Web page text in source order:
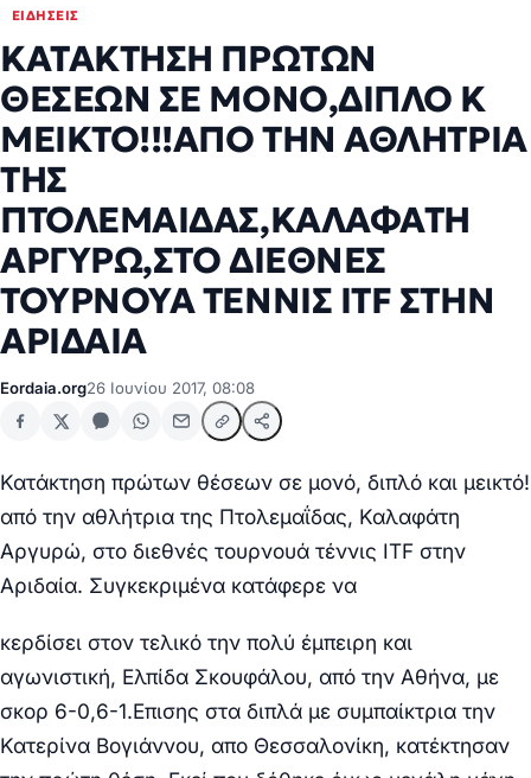
ΕΙΔΉΣΕΙΣ
ΚΑΤΑΚΤΗΣΗ ΠΡΩΤΩΝ
ΘΕΣΕΩΝ ΣΕ ΜΟΝΟ,ΔΙΠΛΟ Κ
ΜΕΙΚΤΟ!!!ΑΠΟ ΤΗΝ ΑΘΛΗΤΡΙΑ
ΤΗΣ
ΠΤΟΛΕΜΑΙΔΑΣ,ΚΑΛΑΦΑΤΗ
ΑΡΓΥΡΩ,ΣΤΟ ΔΙΕΘΝΕΣ
ΤΟΥΡΝΟΥΑ ΤΕΝΝΙΣ ITF ΣΤΗΝ
ΑΡΙΔΑΙΑ
Eordaia.org26 Ιουνίου 2017, 08:08
Κατάκτηση πρώτων θέσεων σε μονό, διπλό και μεικτό!
από την αθλήτρια της Πτολεμαΐδας, Καλαφάτη
Αργυρώ, στο διεθνές τουρνουά τέννις ITF στην
Αριδαία. Συγκεκριμένα κατάφερε να
κερδίσει στον τελικό την πολύ έμπειρη και
αγωνιστική, Ελπίδα Σκουφάλου, από την Αθήνα, με
σκορ 6-0,6-1.Επισης στα διπλά με συμπαίκτρια την
Κατερίνα Βογιάννου, απο Θεσσαλονίκη, κατέκτησαν